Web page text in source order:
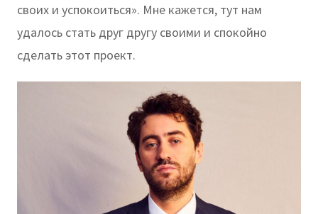
своих и успокоиться». Мне кажется, тут нам
удалось стать друг другу своими и спокойно
сделать этот проект.